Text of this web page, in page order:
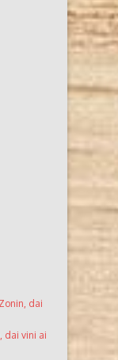
dai
dai vini ai